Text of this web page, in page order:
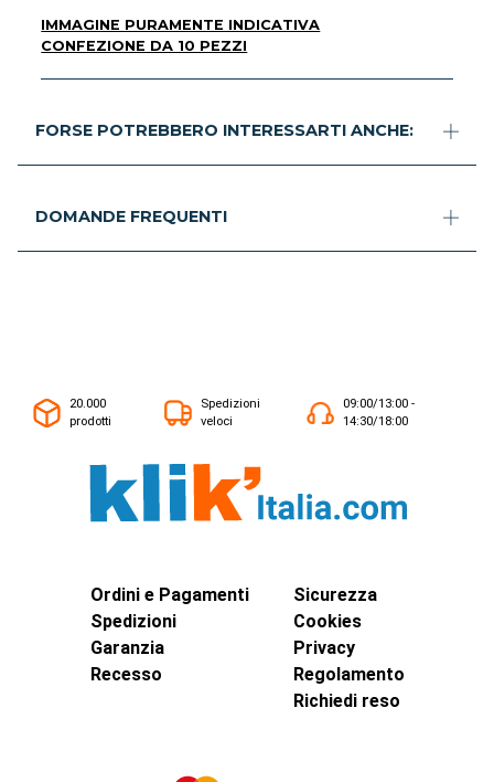
IMMAGINE PURAMENTE INDICATIVA
CONFEZIONE DA 10 PEZZI
FORSE POTREBBERO INTERESSARTI ANCHE:
DOMANDE FREQUENTI
20.000
prodotti
Spedizioni
veloci
09:00/13:00 -
14:30/18:00
Ordini e Pagamenti
Spedizioni
Garanzia
Recesso
Sicurezza
Cookies
Privacy
Regolamento
Richiedi reso